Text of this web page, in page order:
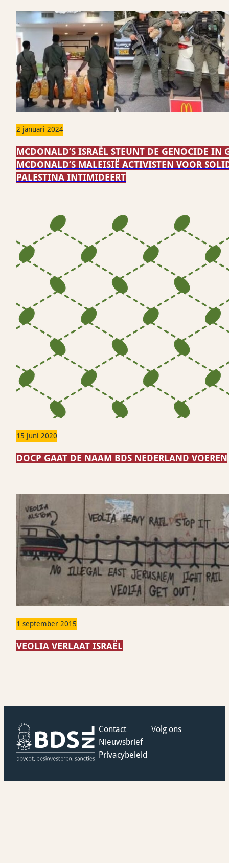
2 januari 2024
MCDONALD’S ISRAËL STEUNT DE GENOCIDE IN
MCDONALD’S MALEISIË ACTIVISTEN VOOR
PALESTINA INTIMIDEERT
15 juni 2020
DOCP GAAT DE NAAM BDS NEDERLAND VOEREN
1 september 2015
VEOLIA VERLAAT ISRAËL
Contact
Nieuwsbrief
Privacybeleid
Volg ons